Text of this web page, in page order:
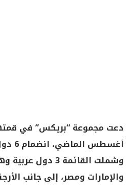
وشملت القائمة 3
والإمارات ومصر، إلى جانب